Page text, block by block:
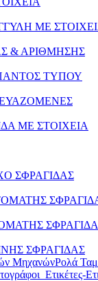
ΜΕ
& ΑΡΙΘΜΗΣΗΣ
ΤΥΠΟΥ
ΜΕ ΣΤΟΙΧΕΙΑ
ΣΦΡΑΓΙΔΑΣ
ΣΦΡΑΓΙΔΑΣ
Ρολά
Ετικέτες-